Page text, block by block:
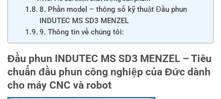
8. Phần model – thông số kỹ thuật Đầu phun
INDUTEC MS SD3 MENZEL
9. Thông tin về chúng tôi:
Đầu phun INDUTEC MS SD3 MENZEL – Tiêu
chuẩn đầu phun công nghiệp của Đức dành
cho máy CNC và robot